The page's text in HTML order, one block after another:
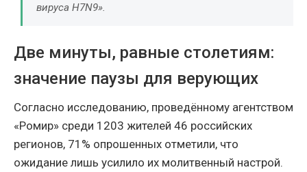
вируса H7N9».
Две минуты, равные столетиям:
значение паузы для верующих
Согласно исследованию, проведённому агентством
«Ромир» среди 1203 жителей 46 российских
регионов, 71% опрошенных отметили, что
ожидание лишь усилило их молитвенный настрой.